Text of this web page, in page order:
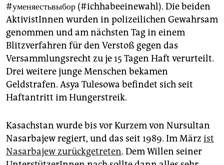
#уменяестьвыбор (#ichhabeeinewahl). Die beiden
AktivistInnen wurden in polizeilichen Gewahrsam
genommen und am nächsten Tag in einem
Blitzverfahren für den Verstoß gegen das
Versammlungsrecht zu je 15 Tagen Haft verurteilt.
Drei weitere junge Menschen bekamen
Geldstrafen. Asya Tulesowa befindet sich seit
Haftantritt im Hungerstreik.
Kasachstan wurde bis vor Kurzem von Nursultan
Nasarbajew regiert, und das seit 1989. Im März ist
Nasarbajew zurückgetreten. Dem Willen seiner